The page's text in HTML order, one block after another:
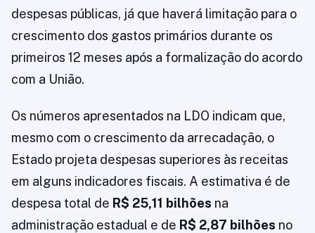
despesas públicas, já que haverá limitação para o
crescimento dos gastos primários durante os
primeiros 12 meses após a formalização do acordo
com a União.
Os números apresentados na LDO indicam que,
mesmo com o crescimento da arrecadação, o
Estado projeta despesas superiores às receitas
em alguns indicadores fiscais. A estimativa é de
despesa total de R$ 25,11 bilhões na
administração estadual e de R$ 2,87 bilhões no